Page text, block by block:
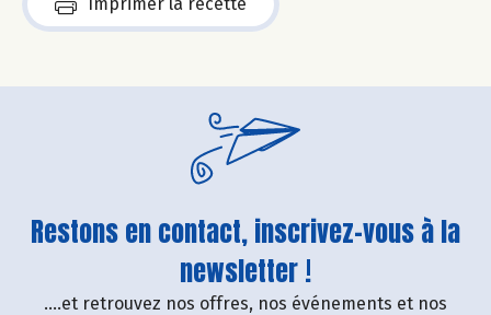
Restons en contact, inscrivez-vous à la
newsletter !
....et retrouvez nos offres, nos événements et nos